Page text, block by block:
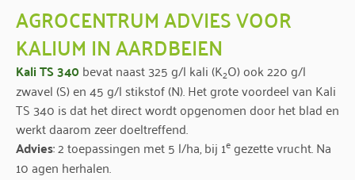
AGROCENTRUM ADVIES VOOR
KALIUM IN AARDBEIEN
Kali TS 340 bevat naast 325 g/l kali (K2O) ook 220 g/l
zwavel (S) en 45 g/l stikstof (N). Het grote voordeel van Kali
TS 340 is dat het direct wordt opgenomen door het blad en
werkt daarom zeer doeltreffend.
Advies: 2 toepassingen met 5 l/ha, bij 1egezette vrucht. Na
10 agen herhalen.